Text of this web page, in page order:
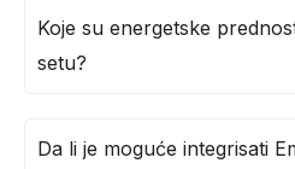
Koje su energetske
setu?
Da li je moguće integrisati